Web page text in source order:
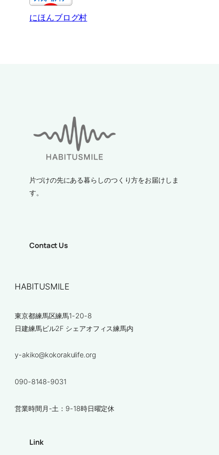
にほんブログ村
片づけの先にある暮らしのつくり方をお届けしま
す。
Contact Us
HABITUSMILE
東京都練馬区練馬1-20-8
日建練馬ビル2F シェアオフィス練馬内
y-akiko@kokorakulife.org
090-8148-9031
営業時間月-土：9-18時日曜定休
Link